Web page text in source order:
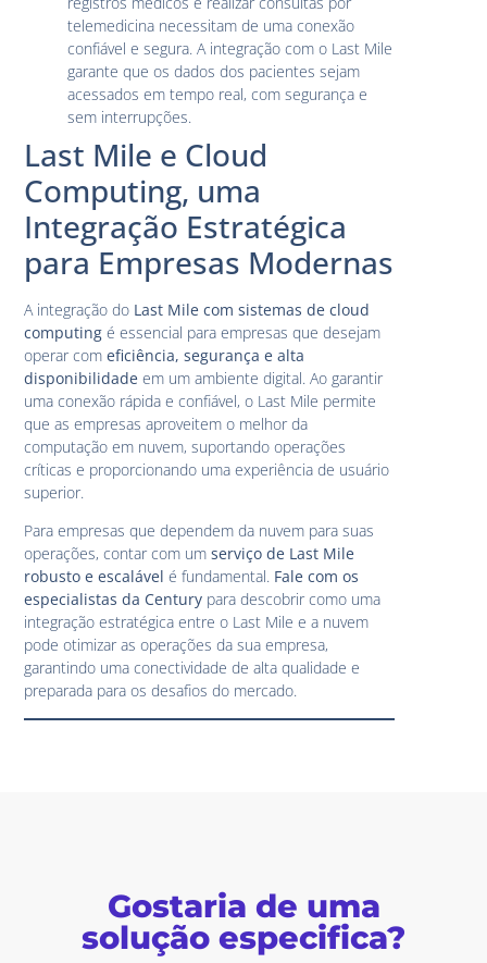
telemedicina necessitam de uma conexão
confiável e segura. A integração com o Last Mile
garante que os dados dos pacientes sejam
acessados em tempo real, com segurança e
sem interrupções.
Last Mile e Cloud
Computing, uma
Integração Estratégica
para Empresas Modernas
A integração do Last Mile com sistemas de cloud
computing é essencial para empresas que desejam
operar comeficiência, segurança e alta
disponibilidade em um ambiente digital. Ao garantir
uma conexão rápida e confiável, o Last Mile permite
que as empresas aproveitem o melhor da
computação em nuvem, suportando operações
críticas e proporcionando uma experiência de usuário
superior.
Para empresas que dependem da nuvem para suas
operações, contar com umserviço de Last Mile
robusto e escalável é fundamental. Fale com os
especialistas da Century para descobrir como uma
integração estratégica entre o Last Mile e a nuvem
pode otimizar as operações da sua empresa,
garantindo uma conectividade de alta qualidade e
preparada para os desafios do mercado.
Gostaria de uma
solução especifica?